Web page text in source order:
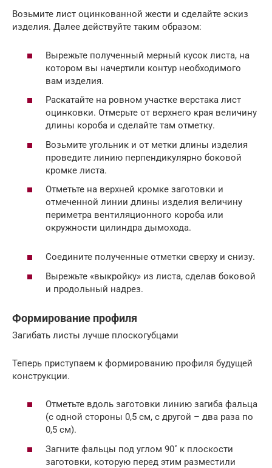
Возьмите лист оцинкованной жести и сделайте эскиз
изделия. Далее действуйте таким образом:
Вырежьте полученный мерный кусок листа, на
котором вы начертили контур необходимого
вам изделия.
Раскатайте на ровном участке верстака лист
оцинковки. Отмерьте от верхнего края величину
длины короба и сделайте там отметку.
Возьмите угольник и от метки длины изделия
проведите линию перпендикулярно боковой
кромке листа.
Отметьте на верхней кромке заготовки и
отмеченной линии длины изделия величину
периметра вентиляционного короба или
окружности цилиндра дымохода.
Соедините полученные отметки сверху и снизу.
Вырежьте «выкройку» из листа, сделав боковой
и продольный надрез.
Формирование профиля
Загибать листы лучше плоскогубцами
Теперь приступаем к формированию профиля будущей
конструкции.
Отметьте вдоль заготовки линию загиба фальца
(с одной стороны 0,5 см, с другой – два раза по
0,5 см).
Загните фальцы под углом 90˚ к плоскости
заготовки, которую перед этим разместили